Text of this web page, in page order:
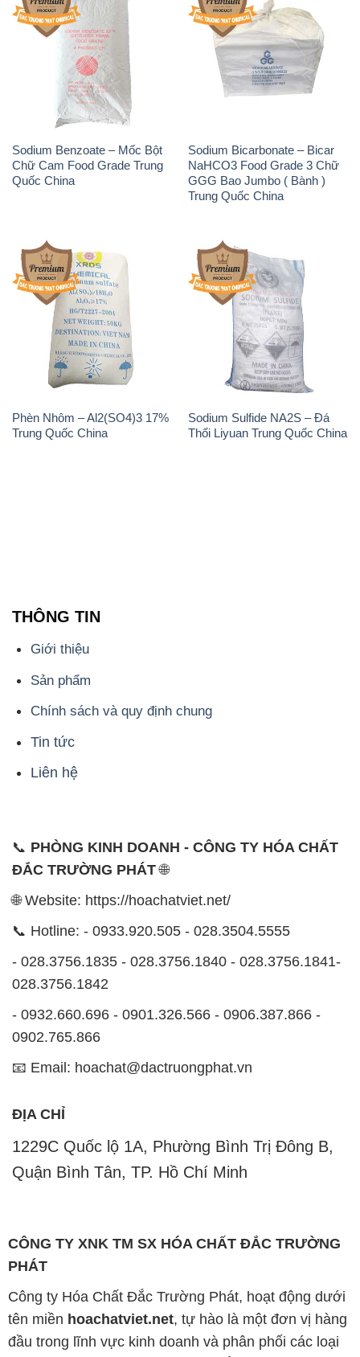
Sodium Benzoate – Mốc Bột
Chữ Cam Food Grade Trung
Quốc China
Sodium Bicarbonate – Bicar
NaHCO3 Food Grade 3 Chữ
GGG Bao Jumbo ( Bành )
Trung Quốc China
Phèn Nhôm – Al2(SO4)3 17%
Trung Quốc China
Sodium Sulfide NA2S – Đá
Thối Liyuan Trung Quốc China
Chính sách và quy định chung
Tin tức
Liên hệ
📞
PHÒNG KINH DOANH - CÔNG TY HÓA CHẤT
ĐẮC TRƯỜNG PHÁT
- 028.3756.1835 - 028.3756.1840 - 028.3756.1841-
0902.765.866
📧 Email: hoachat@dactruongphat.vn
ĐỊA CHỈ
1229C Quốc lộ 1A, Phường Bình Trị Đông B,
Quận Bình Tân, TP. Hồ Chí Minh
CÔNG TY XNK TM SX HÓA CHẤT ĐẮC TRƯỜNG
PHÁT
đầu trong lĩnh vực kinh doanh và phân phối các loại
hóa chất công nghiệp đa dạng, nhằm đáp ứng nhu
cầu sử dụng của khách hàng một cách tốt nhất.
Chúng tôi cam kết mang đến sự hài lòng và đáp ứng
mọi nhu cầu của khách hàng với tiêu chí hàng đầu.